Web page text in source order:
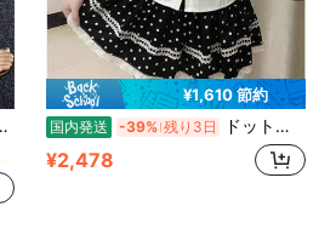
¥1,610 節約
国内発送 -39% 残り3日 ドット柄のレース切り替えをあしらった、キュートで若々しい印象の黒いティアードミニスカート。小柄な方のスタイルを美しく見せる万能なデザインで、裏地も付いています。
¥2,478